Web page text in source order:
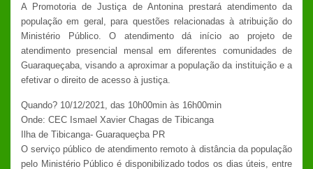
A Promotoria de Justiça de Antonina prestará atendimento da
população em geral, para questões relacionadas à atribuição do
Ministério Público. O atendimento dá início ao projeto de
atendimento presencial mensal em diferentes comunidades de
Guaraqueçaba, visando a aproximar a população da instituição e a
efetivar o direito de acesso à justiça.
Quando? 10/12/2021, das 10h00min às 16h00min
Onde: CEC Ismael Xavier Chagas de Tibicanga
Ilha de Tibicanga- Guaraqueçba PR
O serviço público de atendimento remoto à distância da população
pelo Ministério Público é disponibilizado todos os dias úteis, entre